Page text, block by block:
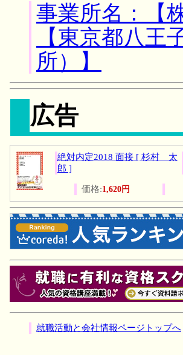
事業所名：【
【東京都八王
所）】
広告
絶対内定2018 面接 [ 杉村 太
郎 ]
価格:1,620円
就職活動と会社情報ページトップへ